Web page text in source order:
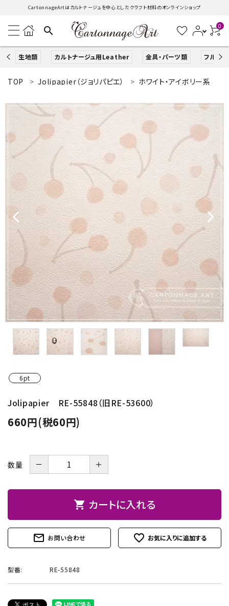
CartonnageArtはカルトナージュを中心としたクラフト材料のオンラインショップ
search 0
生地類 カルトナージュ用Leather 金具・パーツ類 フルキッ
ACCOUNT MENU
ようこそ ゲスト 様
新規会員登録
生地類
カルトナージュLeather用
金具・パーツ類
フルキット
Jolipapier
デコレーション材料
道具類
基本材料
グループ
お問い合わせ
TOP Jolipapier（ジョリパピエ） ホワイト・アイボリー系
6pt
Jolipapier RE-55848（旧RE-53600）
660円(税60円)
数量 － ＋
shopping_cart カートに入れる
mail_outline お問い合わせ favorite_outline
型番: RE-55848